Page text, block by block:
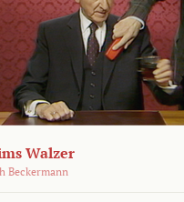
Walzer
Beckermann